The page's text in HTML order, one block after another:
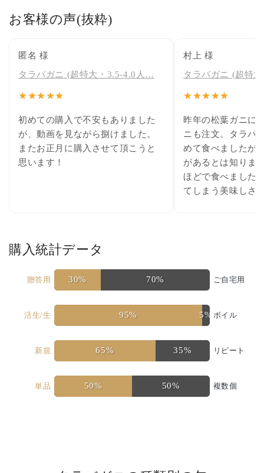
お客様の声(抜粋)
匿名 様
タラバガニ (超特大・3.5-4.0人…
★★★★★
初めての購入で不安もありました
が、動画を見ながら捌けました。
またお正月に購入させて頂こうと
思います！
村上 様
タラバガニ (超特
★★★★★
昨年の松葉ガニに
ニも注文。タラバ
めて食べましたが
があるとは知りま
ほどで食べました
てしまう美味しさ
購入統計データ
贈答用 30% 70% ご自宅用
活生/生 95% 5% ボイル
新規 65% 35% リピート
単品 50% 50% 複数個